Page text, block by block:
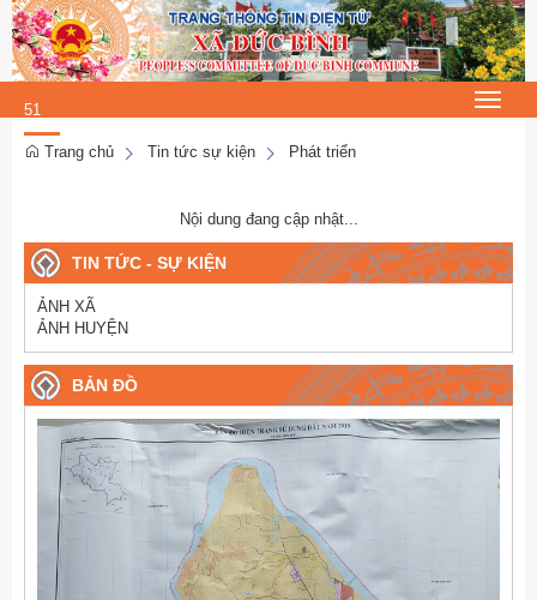
Thứ 5, 6/8/2026
13
:
51
:
Toggle
Trang chủ
Tin tức sự kiện Phát triển
Nội dung đang cập nhật...
TIN TỨC - SỰ KIỆN
ẢNH XÃ
ẢNH HUYỆN
BẢN ĐỒ